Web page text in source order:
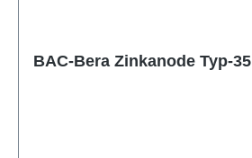
BAC-Bera Zinkanode Typ-35